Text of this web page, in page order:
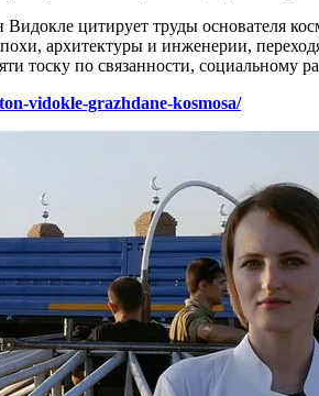
цитирует труды основателя
архитектуры и инженерии,
тоску по связанности,
vidokle-grazhdane-kosmosa/